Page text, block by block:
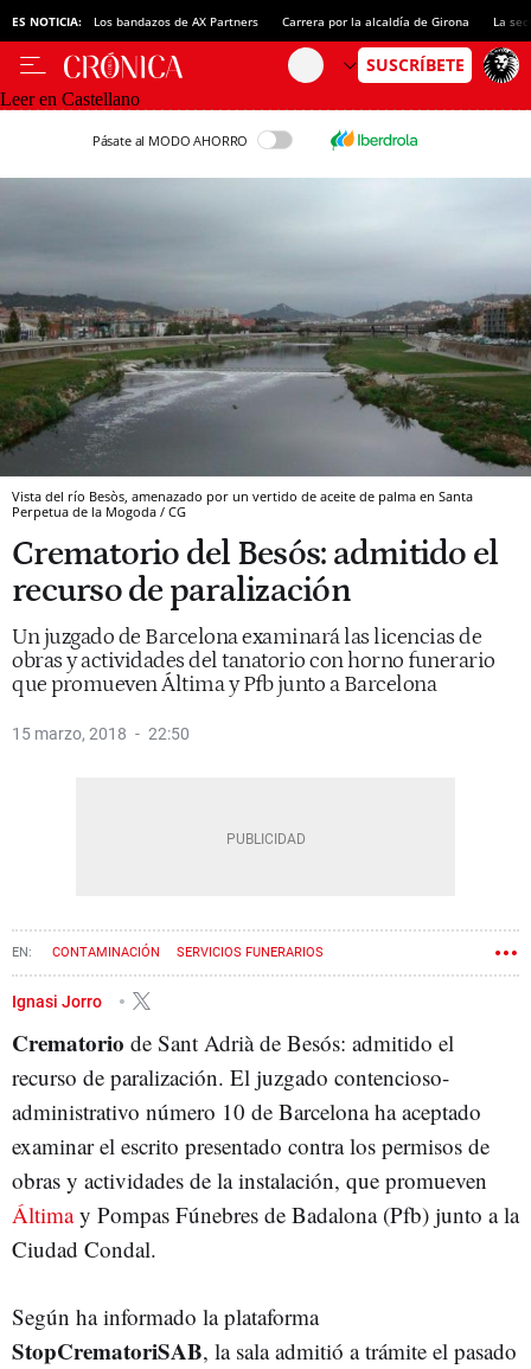
ES NOTICIA: Los bandazos de AX Partners Carrera por la alcaldía de Girona La
Leer en Castellano
Pásate al MODO AHORRO
Vista del río Besòs, amenazado por un vertido de aceite de palma en Santa
Perpetua de la Mogoda / CG
Crematorio del Besós: admitido el
recurso de paralización
Un juzgado de Barcelona examinará las licencias de
obras y actividades del tanatorio con horno funerario
que promueven Áltima y Pfb junto a Barcelona
15 marzo, 2018 22:50
CONTAMINACIÓN SERVICIOS FUNERARIOS
SANT ADRIÀ DE BESÒS
Ignasi Jorro
Crematorio de Sant Adrià de Besós: admitido el
recurso de paralización. El juzgado contencioso-
administrativo número 10 de Barcelona ha aceptado
examinar el escrito presentado contra los permisos de
obras y actividades de la instalación, que promueven
Áltimay Pompas Fúnebres de Badalona (Pfb) junto a la
Ciudad Condal.
Según ha informado la plataforma
StopCrematoriSAB, la sala admitió a trámite el pasado